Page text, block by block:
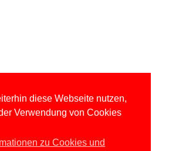
diese Webseite nutzen,
Verwendung von Cookies
zu Cookies und